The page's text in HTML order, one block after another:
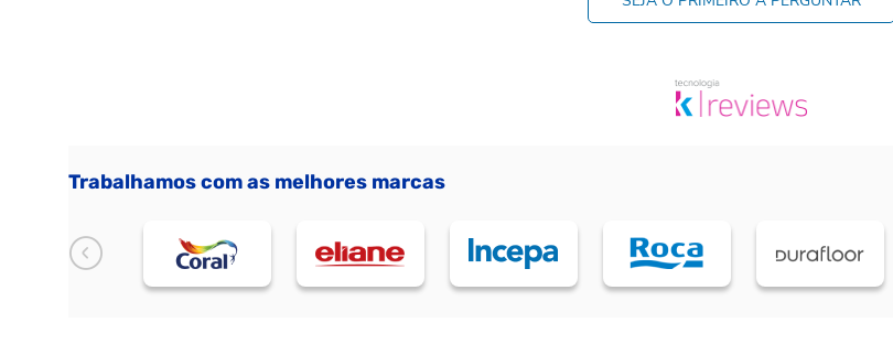
Trabalhamos com as melhores marcas